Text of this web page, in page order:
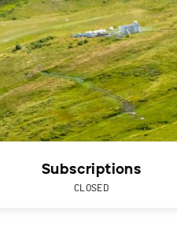
Subscriptions
CLOSED